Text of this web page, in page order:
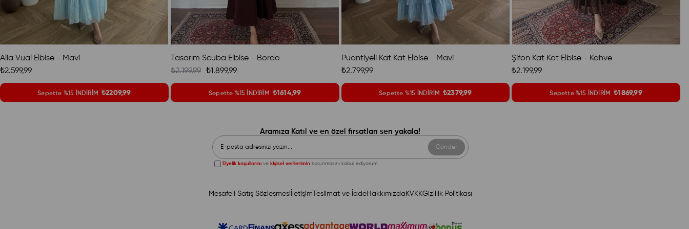
Alia Vual Elbise - Mavi
₺2.599,99
Sepette %15 İNDİRİM ₺2209,99
Tasarım Scuba Elbise - Bordo
₺1.899,99
₺2.199,99
Sepette %15 İNDİRİM ₺1614,99
Puantiyeli Kat Kat Elbise - Mavi
₺2.799,99
Sepette %15 İNDİRİM ₺2379,99
Şifon Kat Kat Elbise - Kahve
₺2.199,99
Sepette %15 İNDİRİM ₺1869,99
Aramıza Katıl ve en özel fırsatları sen yakala!
Gönder
Üyelik koşullarınıve kişisel verileriminkorunmasını kabul ediyorum.
Mesafeli Satış Sözleşmesi İletişim Teslimat ve İadeHakkımızda KVKKGizlilik Politikası